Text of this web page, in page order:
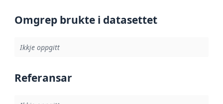
Omgrep brukte i datasettet
Ikkje oppgitt
Referansar